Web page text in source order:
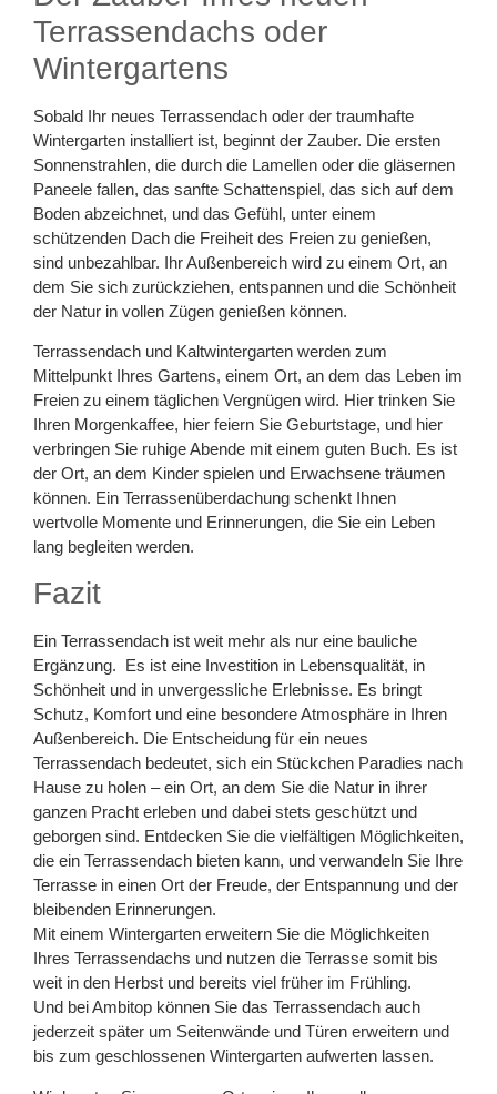
Terrassendachs oder
Wintergartens
Sobald Ihr neues Terrassendach oder der traumhafte
Wintergarten installiert ist, beginnt der Zauber. Die ersten
Sonnenstrahlen, die durch die Lamellen oder die gläsernen
Paneele fallen, das sanfte Schattenspiel, das sich auf dem
Boden abzeichnet, und das Gefühl, unter einem
schützenden Dach die Freiheit des Freien zu genießen,
sind unbezahlbar. Ihr Außenbereich wird zu einem Ort, an
dem Sie sich zurückziehen, entspannen und die Schönheit
der Natur in vollen Zügen genießen können.
Terrassendach und Kaltwintergarten werden zum
Mittelpunkt Ihres Gartens, einem Ort, an dem das Leben im
Freien zu einem täglichen Vergnügen wird. Hier trinken Sie
Ihren Morgenkaffee, hier feiern Sie Geburtstage, und hier
verbringen Sie ruhige Abende mit einem guten Buch. Es ist
der Ort, an dem Kinder spielen und Erwachsene träumen
können. Ein Terrassenüberdachung schenkt Ihnen
wertvolle Momente und Erinnerungen, die Sie ein Leben
lang begleiten werden.
Fazit
Ein Terrassendach ist weit mehr als nur eine bauliche
Ergänzung. Es ist eine Investition in Lebensqualität, in
Schönheit und in unvergessliche Erlebnisse. Es bringt
Schutz, Komfort und eine besondere Atmosphäre in Ihren
Außenbereich. Die Entscheidung für ein neues
Terrassendach bedeutet, sich ein Stückchen Paradies nach
Hause zu holen – ein Ort, an dem Sie die Natur in ihrer
ganzen Pracht erleben und dabei stets geschützt und
geborgen sind. Entdecken Sie die vielfältigen Möglichkeiten,
die ein Terrassendach bieten kann, und verwandeln Sie Ihre
Terrasse in einen Ort der Freude, der Entspannung und der
bleibenden Erinnerungen.
Mit einem Wintergarten erweitern Sie die Möglichkeiten
Ihres Terrassendachs und nutzen die Terrasse somit bis
weit in den Herbst und bereits viel früher im Frühling.
Und bei Ambitop können Sie das Terrassendach auch
jederzeit später um Seitenwände und Türen erweitern und
bis zum geschlossenen Wintergarten aufwerten lassen.